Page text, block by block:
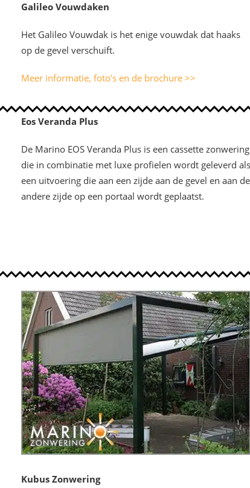
Galileo Vouwdaken
Het Galileo Vouwdak is het enige vouwdak dat haaks
op de gevel verschuift.
Meer informatie, foto’s en de brochure >>
Eos Veranda Plus
De Marino EOS Veranda Plus is een cassette zonwering
die in combinatie met luxe profielen wordt geleverd als
een uitvoering die aan een zijde aan de gevel en aan de
andere zijde op een portaal wordt geplaatst.
Kubus Zonwering